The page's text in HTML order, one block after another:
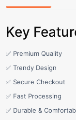
Key
✅ Premium Quality
✅ Trendy Design
✅ Secure Checkout
✅ Fast Processing
✅ Durable &